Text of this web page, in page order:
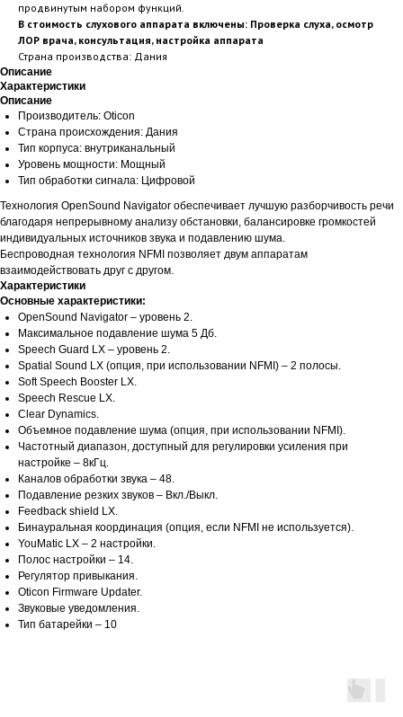
продвинутым набором функций.
В стоимость слухового аппарата включены: Проверка слуха, осмотр
ЛОР врача, консультация, настройка аппарата
Страна производства: Дания
Описание
Характеристики
Описание
Производитель: Oticon
Страна происхождения: Дания
Тип корпуса: внутриканальный
Уровень мощности: Мощный
Тип обработки сигнала: Цифровой
Технология OpenSound Navigator обеспечивает лучшую разборчивость речи
благодаря непрерывному анализу обстановки, балансировке громкостей
индивидуальных источников звука и подавлению шума.
Беспроводная технология NFMI позволяет двум аппаратам
взаимодействовать друг с другом.
Характеристики
Основные характеристики:
OpenSound Navigator – уровень 2.
Максимальное подавление шума 5 Дб.
Speech Guard LX – уровень 2.
Spatial Sound LX (опция, при использовании NFMI) – 2 полосы.
Soft Speech Booster LX.
Speech Rescue LX.
Clear Dynamics.
Объемное подавление шума (опция, при использовании NFMI).
Частотный диапазон, доступный для регулировки усиления при
настройке – 8кГц.
Каналов обработки звука – 48.
Подавление резких звуков – Вкл./Выкл.
Feedback shield LX.
Бинауральная координация (опция, если NFMI не используется).
YouMatic LX – 2 настройки.
Полос настройки – 14.
Регулятор привыкания.
Oticon Firmware Updater.
Звуковые уведомления.
Тип батарейки – 10